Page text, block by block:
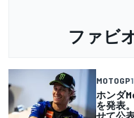
ファビ
MOTOGP
ホンダ
を発表